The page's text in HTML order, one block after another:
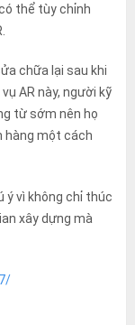
thể tùy chỉnh
chữa lại sau khi
AR này, người kỹ
từ sớm nên họ
hàng một cách
ý vì không chỉ thúc
xây dựng mà